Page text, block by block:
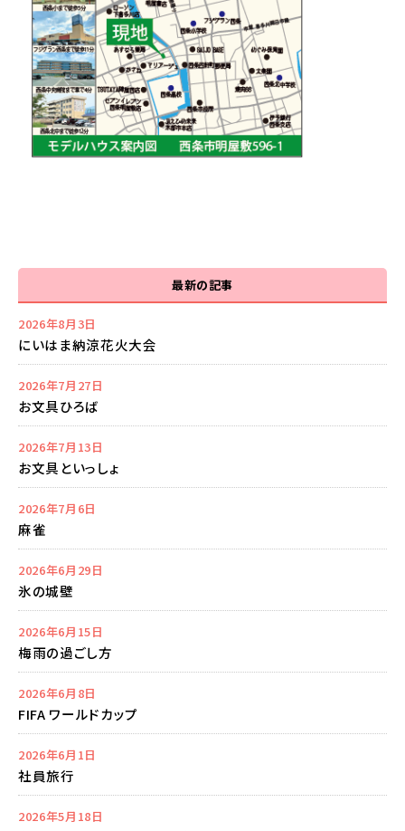
最新の記事
2026年8月3日
にいはま納涼花火大会
2026年7月27日
お文具ひろば
2026年7月13日
お文具といっしょ
2026年7月6日
麻雀
2026年6月29日
氷の城壁
2026年6月15日
梅雨の過ごし方
2026年6月8日
FIFA ワールドカップ
2026年6月1日
社員旅行
2026年5月18日